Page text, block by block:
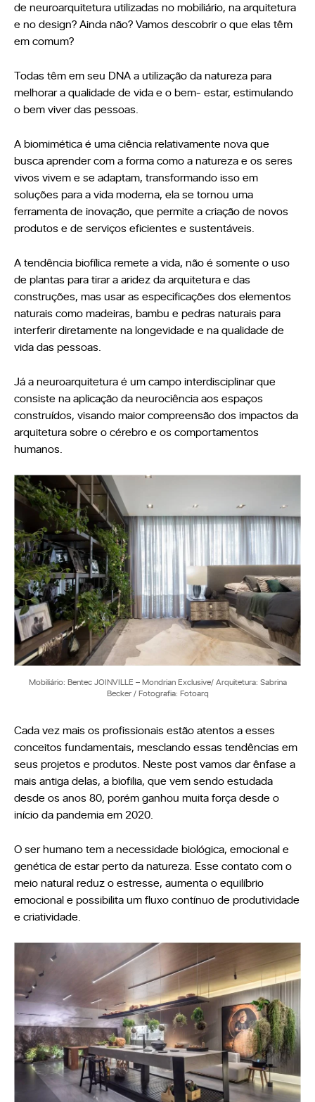
Seja um Lojista
Arquitetos
Solicite seu Projeto
Canal de Denúncia
Relatório de Transparência Salarial
de neuroarquitetura utilizadas no mobiliário, na arquitetura
e no design? Ainda não? Vamos descobrir o que elas têm
em comum?
Todas têm em seu DNA a utilização da natureza para
melhorar a qualidade de vida e o bem- estar, estimulando
o bem viver das pessoas.
A biomimética é uma ciência relativamente nova que
busca aprender com a forma como a natureza e os seres
vivos vivem e se adaptam, transformando isso em
soluções para a vida moderna, ela se tornou uma
ferramenta de inovação, que permite a criação de novos
produtos e de serviços eficientes e sustentáveis.
A tendência biofílica remete a vida, não é somente o uso
de plantas para tirar a aridez da arquitetura e das
construções, mas usar as especificações dos elementos
naturais como madeiras, bambu e pedras naturais para
interferir diretamente na longevidade e na qualidade de
vida das pessoas.
Já a neuroarquitetura é um campo interdisciplinar que
consiste na aplicação da neurociência aos espaços
construídos, visando maior compreensão dos impactos da
arquitetura sobre o cérebro e os comportamentos
humanos.
Mobiliário: Bentec JOINVILLE – Mondrian Exclusive/ Arquitetura: Sabrina
Becker / Fotografia: Fotoarq
Cada vez mais os profissionais estão atentos a esses
conceitos fundamentais, mesclando essas tendências em
seus projetos e produtos. Neste post vamos dar ênfase a
mais antiga delas, a biofilia, que vem sendo estudada
desde os anos 80, porém ganhou muita força desde o
início da pandemia em 2020.
O ser humano tem a necessidade biológica, emocional e
genética de estar perto da natureza. Esse contato com o
meio natural reduz o estresse, aumenta o equilíbrio
emocional e possibilita um fluxo contínuo de produtividade
e criatividade.